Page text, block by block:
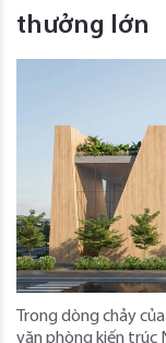
thưởng lớn
Trong dòng chảy
văn phòng kiến trúc